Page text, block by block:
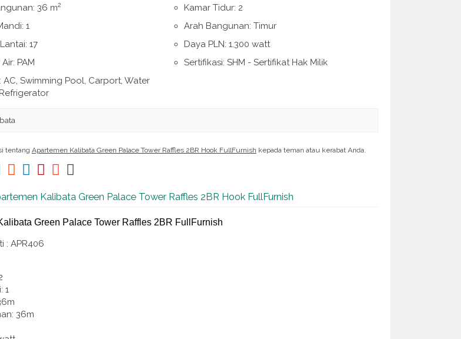
36 m2
Kamar Tidur: 2
1
Arah Bangunan: Timur
17
Daya PLN: 1.300 watt
PAM
Sertifikasi: SHM - Sertifikat Hak Milik
AC, Swimming Pool, Carport, Water
tentang Apartemen Kalibata Green Palace Tower Raffles 2BR Hook FullFurnish kepada teman atau kerabat Anda.
Kalibata Green Palace Tower Raffles 2BR Hook FullFurnish
Green Palace Tower Raffles 2BR FullFurnish
: APR406
1
36m